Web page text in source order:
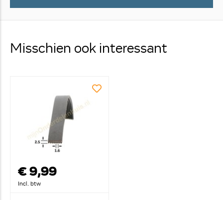
Misschien ook interessant
€ 9,99
Incl. btw